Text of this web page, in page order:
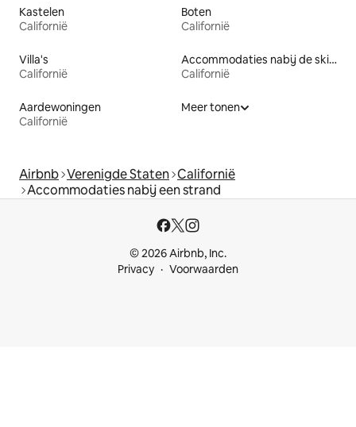
Kastelen
Californië
Boten
Californië
Villa's
Californië
Accommodaties nabij de skipiste
Californië
Aardewoningen
Californië
Meer tonen
Airbnb Verenigde Staten Californië
Accommodaties nabij een strand
© 2026 Airbnb, Inc.
Privacy
Voorwaarden